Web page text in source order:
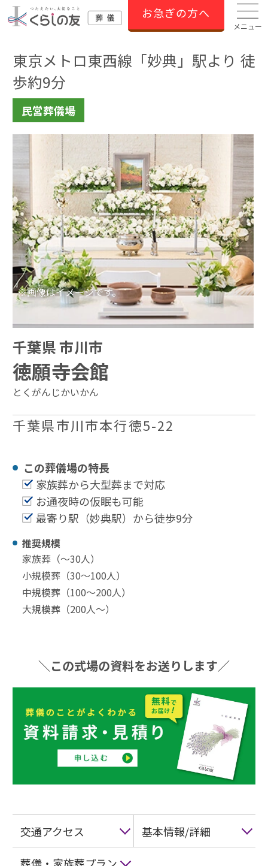
お急ぎの方へ
メニュー
東京メトロ東西線「妙典」駅より 徒
歩約9分
民営葬儀場
※画像はイメージです。
千葉県 市川市
徳願寺会館
とくがんじかいかん
千葉県市川市本行徳5-22
この葬儀場の特⻑
家族葬から大型葬まで対応
お通夜時の仮眠も可能
最寄り駅（妙典駅）から徒歩9分
推奨規模
家族葬（〜30⼈）
小規模葬（30〜100⼈）
中規模葬（100〜200⼈）
大規模葬（200⼈〜）
＼この式場の資料をお送りします／
交通アクセス 基本情報/詳細